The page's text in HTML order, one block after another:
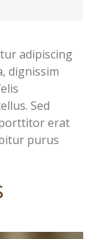
adipiscing
dignissim
Sed
erat
purus